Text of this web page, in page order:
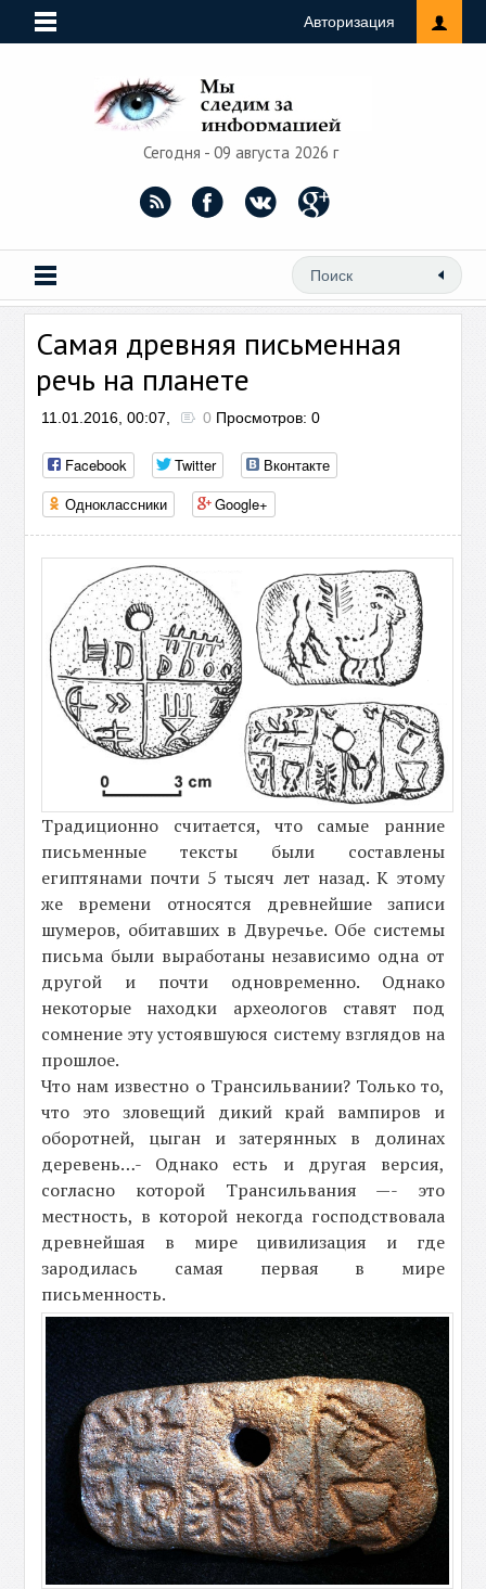
Авторизация
Сегодня - 09 августа 2026 г
Самая древняя письменная
речь на планете
11.01.2016, 00:07, 0 Просмотров: 0
Facebook Twitter
Вконтакте
Одноклассники
Google+
Традиционно считается, что самые ранние
письменные тексты были составлены
египтянами почти 5 тысяч лет назад. К этому
же времени относятся древнейшие записи
шумеров, обитавших в Двуречье. Обе системы
письма были выработаны независимо одна от
другой и почти одновременно. Однако
некоторые находки археологов ставят под
сомнение эту устоявшуюся систему взглядов на
прошлое.
Что нам известно о Трансильвании? Только то,
что это зловещий дикий край вампиров и
оборотней, цыган и затерянных в долинах
деревень…- Однако есть и другая версия,
согласно которой Трансильвания —- это
местность, в которой некогда господствовала
древнейшая в мире цивилизация и где
зародилась самая первая в мире
письменность.